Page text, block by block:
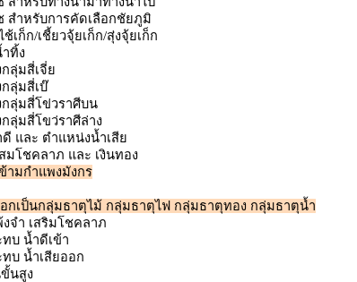
สำหรับการคัดเลือกชัยภูมิ
ช้เก็ก/เชี้ยวจุ้ยเก็ก/สุ่งจุ้ยเก็ก
ทิ้ง
ลุ่มสี่เจี่ย
ลุ่มสี่เบ๊
ลุ่มสี่โข่วราศีบน
ลุ่มสี่โขว่ราศีล่าง
และ ตำแหน่งน้ำเสีย
มโชคลาภ และ เงินทอง
ามกำแพงมังกร
กเป็นกลุ่มธาตุไม้ กลุ่มธาตุไฟ กลุ่มธาตุทอง กลุ่มธาตุน้ำ
จำ เสริมโชคลาภ
บ น้ำดีเข้า
บ น้ำเสียออก
นสูง